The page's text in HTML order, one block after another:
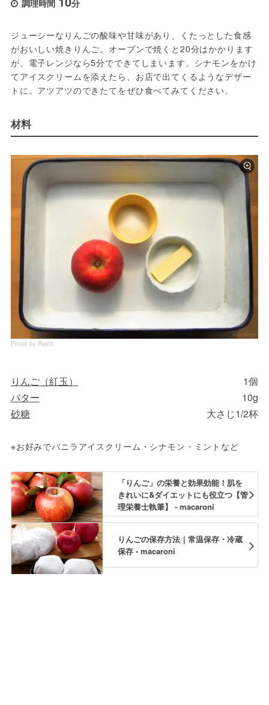
調理時間 分
ジューシーなりんごの酸味や甘味があり、くたっとした食感
がおいしい焼きりんご。オーブンで焼くと20分はかかります
が、電子レンジなら5分でできてしまいます。シナモンをかけ
てアイスクリームを添えたら、お店で出てくるようなデザー
トに。アツアツのできたてをぜひ食べてみてください。
材料
Photo by Raico
りんご（紅玉）
1個
バター
10g
砂糖
大さじ1/2杯
※お好みでバニラアイスクリーム・シナモン・ミントなど
「りんご」の栄養と効果効能！肌を
きれいに&ダイエットにも役立つ【管
理栄養士執筆】 - macaroni
りんごの保存方法｜常温保存・冷蔵
保存 - macaroni